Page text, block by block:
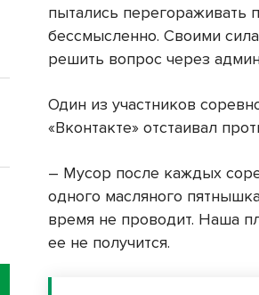
пытались перегораживать
бессмысленно. Своими
решить вопрос через
Один из участников
«Вконтакте» отстаивал
– Мусор после каждых
одного масляного
время не проводит. Наша
ее не получится.